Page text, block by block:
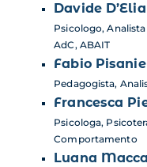
Davide D’Elia
Psicologo,
AdC, ABAIT
Fabio
Pedagogista,
Francesca
Psicologa,
Comportamento
Luana